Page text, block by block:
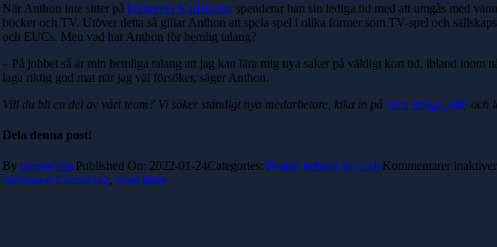
När Anthon inte sitter på kontoret i Karlskrona spenderar han sin lediga tid med att umgås med
böcker och TV. Utöver detta så gillar Anthon att spela spel i olika former som TV-spel och
och EUCs. Men vad har Anthon för hemlig talang?
– På jobbet så är min hemliga talang att jag kan lära mig nya saker på väldigt kort tid, ibland
laga riktig god mat när jag väl försöker, säger Anthon.
Vill du bli en del av vårt team? Vi söker ständigt nya medarbetare, kika in på våra lediga jobb och
Dela denna post!
By guestwriterPublished On: 2022-01-24Categories: People behind the codeKommentarer
Softhouse Consulting, utvecklare